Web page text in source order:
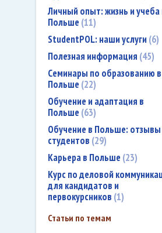
Личный опыт: жизнь и учеба в
Польше 11
StudentPOL: наши услуги 6
Полезная информация 45
Семинары по образованию в
Польше 22
Обучение и адаптация в
Польше 63
Обучение в Польше: отзывы
студентов 29
Карьера в Польше 23
Курс по деловой коммуникации
для кандидатов и
первокурсников 1
Статьи по темам